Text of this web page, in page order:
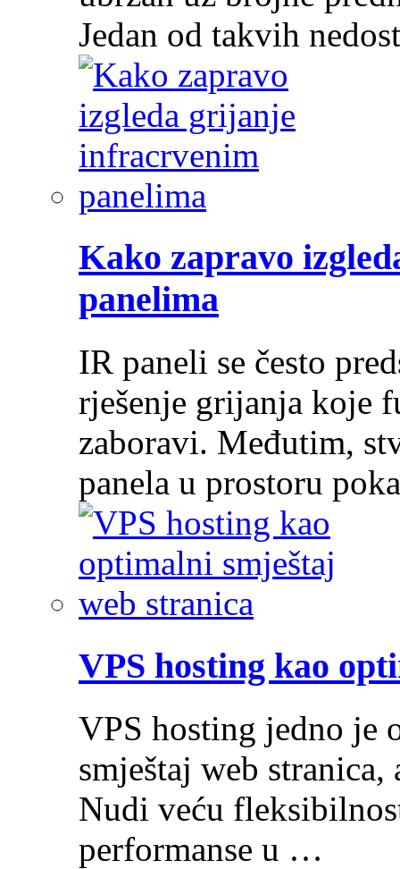
Jedan od takvih
Kako zapravo
panelima
IR paneli se često
rješenje grijanja koje
zaboravi. Međutim,
panela u prostoru
VPS hosting kao
VPS hosting jedno je
smještaj web
Nudi veću
performanse u …